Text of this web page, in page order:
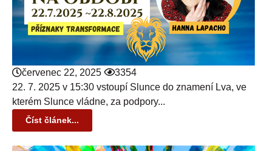
červenec 22, 2025
3354
22. 7. 2025 v 15:30 vstoupí Slunce do znamení Lva, ve
kterém Slunce vládne, za podpory...
Číst článek...